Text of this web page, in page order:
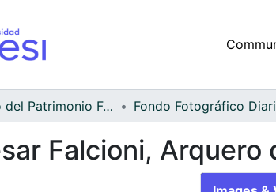
Archivo del Patrimonio Fotográfico y Fílmico del Valle del Cauca
Falcioni, Arquero